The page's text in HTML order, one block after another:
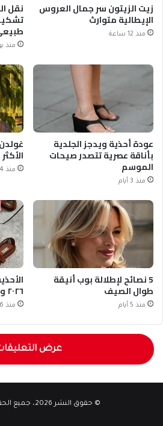
زيت الزيتون سر جمال العروس
الإيطالية متوارث
منذ 12 ساعة
نقل
منذ
عودة أحذية ويدجز الجلدية
بأناقة عصرية تتصدر صيحات
الموسم
منذ 3 أيام
منذ 4 أيام
5 نصائح لإطلالة بوب أنيقة
طوال الصيف
منذ 5 أيام
٢٠٢٦ وتغيّر الإطلالة
منذ 6 أيام
عرض
© حقوق النشر 2026، جميع الحقوق محفوظة